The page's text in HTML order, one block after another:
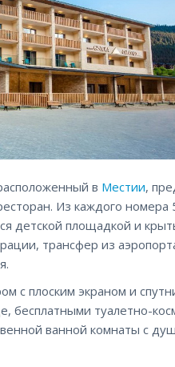
в Местии,
Из каждого
детской площадкой и
трансфер из
с плоским экраном и
бесплатными туалетно-
ванной комнаты с